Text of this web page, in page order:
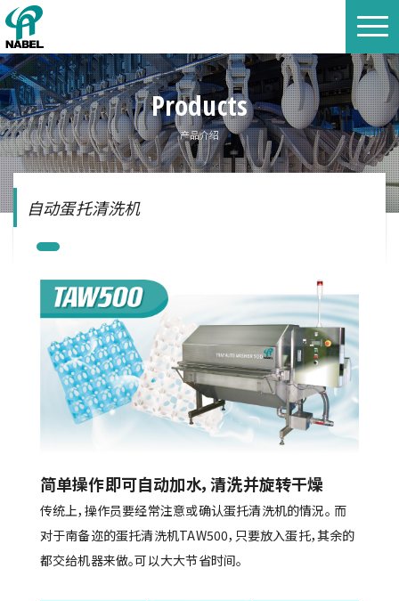
Products
产品介绍
自动蛋托清洗机
简单操作即可自动加水，清洗并旋转干燥
传统上，操作员要经常注意或确认蛋托清洗机的情況。 而
对于南备迩的蛋托清洗机TAW500，只要放入蛋托，其余的
都交给机器来做。可以大大节省时间。